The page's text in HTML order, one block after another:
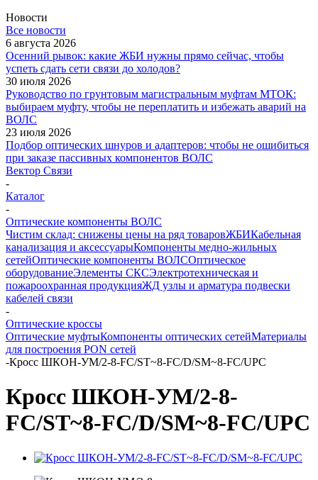
Новости
Все новости
6 августа 2026
Осенний рывок: какие ЖБИ нужны прямо сейчас, чтобы
успеть сдать сети связи до холодов?
30 июля 2026
Руководство по грунтовым магистральным муфтам МТОК:
выбираем муфту, чтобы не переплатить и избежать аварий на
ВОЛС
23 июля 2026
Подбор оптических шнуров и адаптеров: чтобы не ошибиться
при заказе пассивных компонентов ВОЛС
Вектор Связи
-
Каталог
-
Оптические компоненты ВОЛС
Чистим склад: снижены цены на ряд товаровЖБИКабельная
канализация и аксессуарыКомпоненты медно-жильных
сетейОптические компоненты ВОЛСОптическое
оборудованиеЭлементы СКСЭлектротехническая и
пожароохранная продукцияЖД узлы и арматура подвески
кабелей связи
-
Оптические кроссы
Оптические муфтыКомпоненты оптических сетейМатериалы
для построения PON сетей
-Кросс ШКОН-УМ/2-8-FC/ST~8-FC/D/SM~8-FC/UPC
Кросс ШКОН-УМ/2-8-
FC/ST~8-FC/D/SM~8-FC/UPC